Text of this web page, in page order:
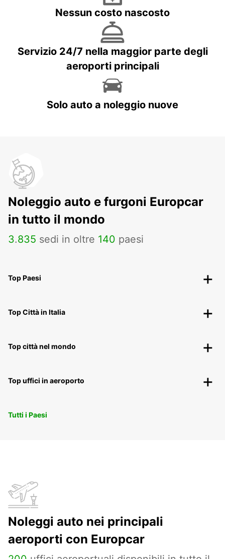
Nessun costo nascosto
Servizio 24/7 nella maggior parte degli
aeroporti principali
Solo auto a noleggio nuove
Noleggio auto e furgoni Europcar
in tutto il mondo
3.835 sedi in oltre 140 paesi
Top Paesi
Top Città in Italia
Top città nel mondo
Top uffici in aeroporto
Tutti i Paesi
Noleggi auto nei principali
aeroporti con Europcar